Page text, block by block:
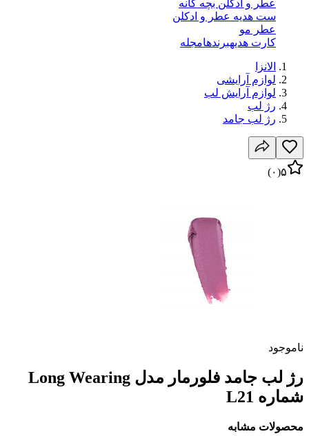
عطر و ادکلن بچه گانه
ست هدیه عطر و ادکلن
عطر مو
کارت هدیهبرندهامجله
الانزا
لوازم آرایشی
لوازم آرایش لب
رژ لب
رژ لب جامد
۵(۰)
ناموجود
رژ لب جامد فلورمار مدل Long Wearing
شماره L21
محصولات مشابه